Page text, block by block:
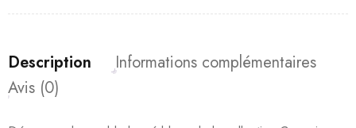
Description
Informations complémentaires
Avis (0)